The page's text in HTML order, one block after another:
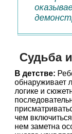
Судьба
В детстве:
обнаруживает
логике и
чем
нем заметна